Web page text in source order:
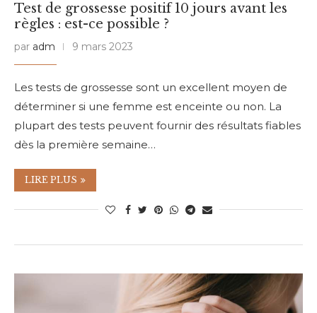
Test de grossesse positif 10 jours avant les
règles : est-ce possible ?
par adm 9 mars 2023
Les tests de grossesse sont un excellent moyen de
déterminer si une femme est enceinte ou non. La
plupart des tests peuvent fournir des résultats fiables
dès la première semaine…
LIRE PLUS